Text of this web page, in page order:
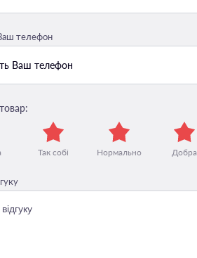
телефон
Так собі Нормально Добра